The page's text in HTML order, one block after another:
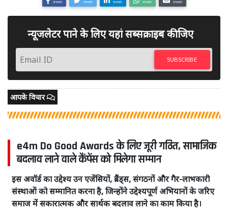
SHARE SHARE SHARE SHARE SHARE
न्यूजलेटर पाने के लिए यहां सब्सक्राइब कीजिए
SUBSCRIBE
आपके विचार
e4m Do Good Awards के लिए जूरी गठित, सामाजिक
बदलाव लाने वाले कैंपेंस को मिलेगा सम्मान
इस अवॉर्ड का उद्देश्य उन एजेंसियों, ब्रैंड्स, संगठनों और गैर-लाभकारी
संस्थाओं को सम्मानित करना है, जिन्होंने उद्देश्यपूर्ण अभियानों के जरिए
समाज में सकारात्मक और सार्थक बदलाव लाने का काम किया है।